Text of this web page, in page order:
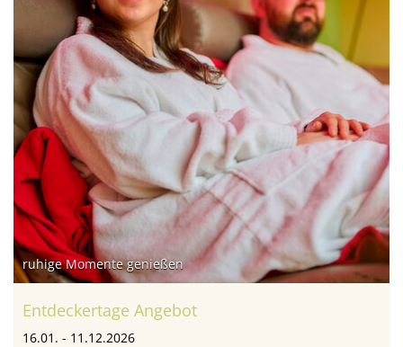
ruhige Momente genießen
Entdeckertage Angebot
16.01. - 11.12.2026